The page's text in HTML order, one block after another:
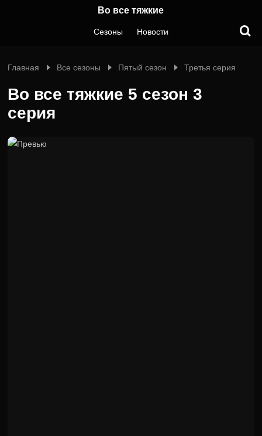
Во все тяжкие
Сезоны Новости
Главная Все сезоны Пятый сезон Третья серия
Во все тяжкие 5 сезон 3
серия